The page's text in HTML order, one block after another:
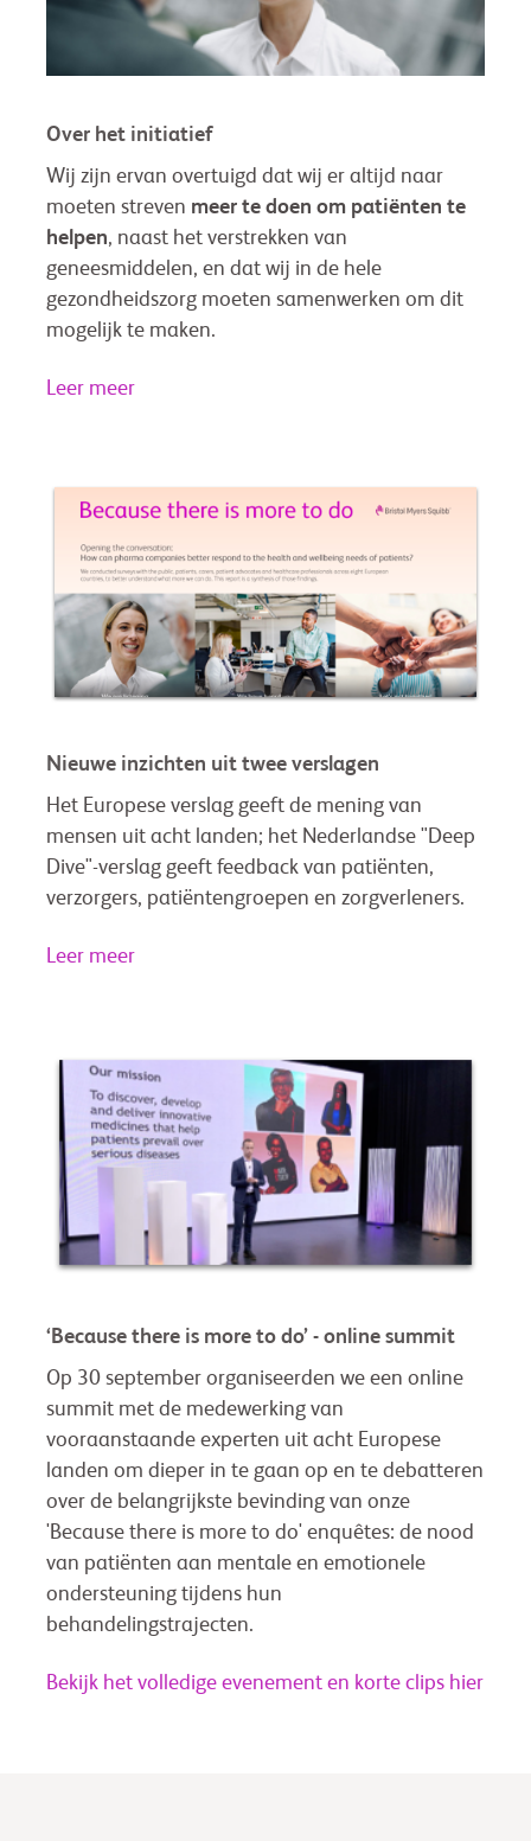
Over het initiatief
Wij zijn ervan overtuigd dat wij er altijd naar
moeten streven meer te doen om patiënten te
helpen, naast het verstrekken van
geneesmiddelen, en dat wij in de hele
gezondheidszorg moeten samenwerken om dit
mogelijk te maken.
Leer meer
Nieuwe inzichten uit twee verslagen
Het Europese verslag geeft de mening van
mensen uit acht landen; het Nederlandse "Deep
Dive"-verslag geeft feedback van patiënten,
verzorgers, patiëntengroepen en zorgverleners.
Leer meer
‘Because there is more to do’ - online summit
Op 30 september organiseerden we een online
summit met de medewerking van
vooraanstaande experten uit acht Europese
landen om dieper in te gaan op en te debatteren
over de belangrijkste bevinding van onze
'Because there is more to do' enquêtes: de nood
van patiënten aan mentale en emotionele
ondersteuning tijdens hun
behandelingstrajecten.
Bekijk het volledige evenement en korte clips hier